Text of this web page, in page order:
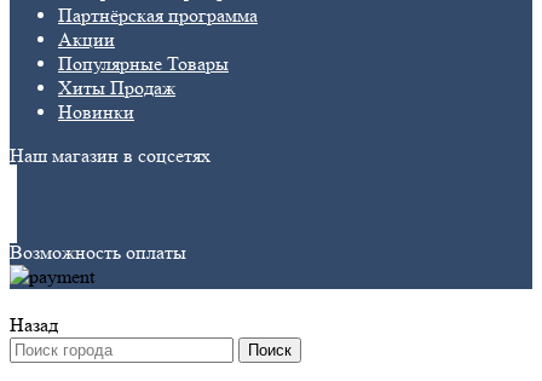
Партнёрская программа
Акции
Популярные Товары
Хиты Продаж
Новинки
Наш магазин в соцсетях
Возможность оплаты
Назад
Поиск